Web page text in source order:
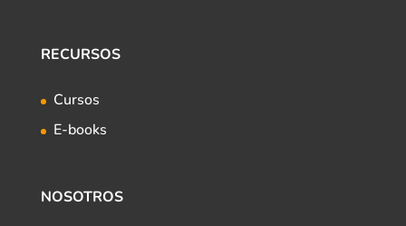
RECURSOS
Cursos
E-books
NOSOTROS